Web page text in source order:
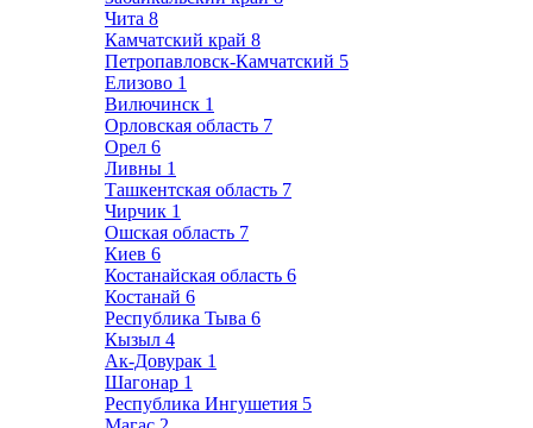
Чита 8
Камчатский край 8
Петропавловск-Камчатский 5
Елизово 1
Вилючинск 1
Орловская область 7
Орел 6
Ливны 1
Ташкентская область 7
Чирчик 1
Ошская область 7
Киев 6
Костанайская область 6
Костанай 6
Республика Тыва 6
Кызыл 4
Ак-Довурак 1
Шагонар 1
Республика Ингушетия 5